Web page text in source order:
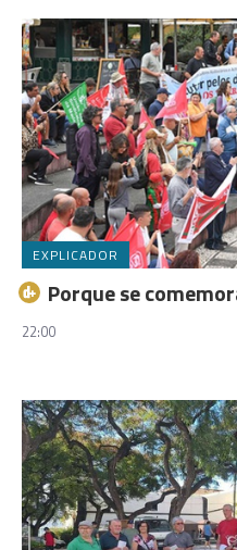
EXPLICADOR
Porque se
22:00